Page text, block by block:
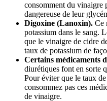
consomment du vinaigre
dangereuse de leur
Digoxine (Lanoxin). Ce
potassium dans le sang.
que le vinaigre de cidre
taux de potassium de
Certains médicaments
diurétiques font en sorte
Pour éviter que le taux
consommez pas ces
de vinaigre.